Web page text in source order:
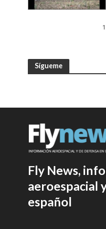
1
Sígueme
Fly News,
aeroespacial
español